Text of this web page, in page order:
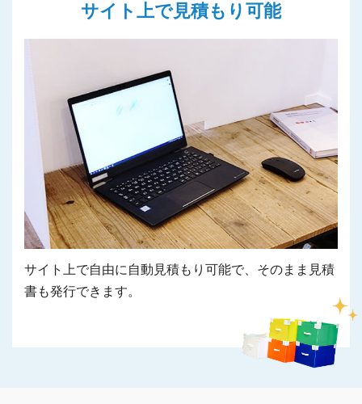
サイト上で見積もり可能
サイト上で自由に自動見積もり可能で、そのまま見積
書も発行できます。